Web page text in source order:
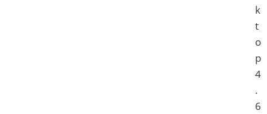
k
t
o
p
4
.
6